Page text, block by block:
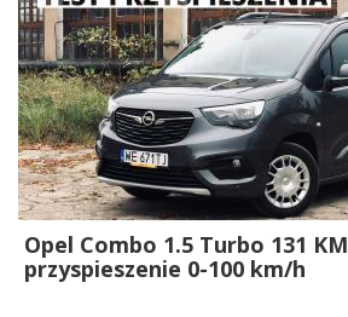
Opel Combo 1.5 Turbo 131
przyspieszenie 0-100 km/h